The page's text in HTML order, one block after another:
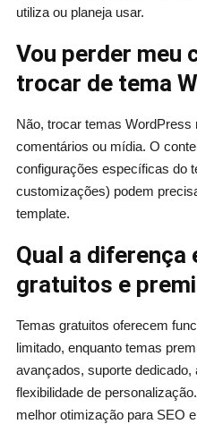
utiliza ou planeja usar.
Vou perder meu
trocar de tema
Não, trocar temas WordPress
comentários ou mídia. O
configurações específicas do
customizações) podem
template.
Qual a diferença
gratuitos e
Temas gratuitos oferecem
limitado, enquanto temas
avançados, suporte
flexibilidade de
melhor otimização para SEO